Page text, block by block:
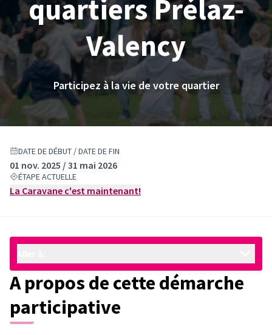
quartiers Prélaz-
Valency
Participez à la vie de votre quartier
DATE DE DÉBUT / DATE DE FIN
01 nov. 2025 / 31 mai 2026
ÉTAPE ACTUELLE
La Caravane c'est maintenant!
A propos de cette démarche
participative